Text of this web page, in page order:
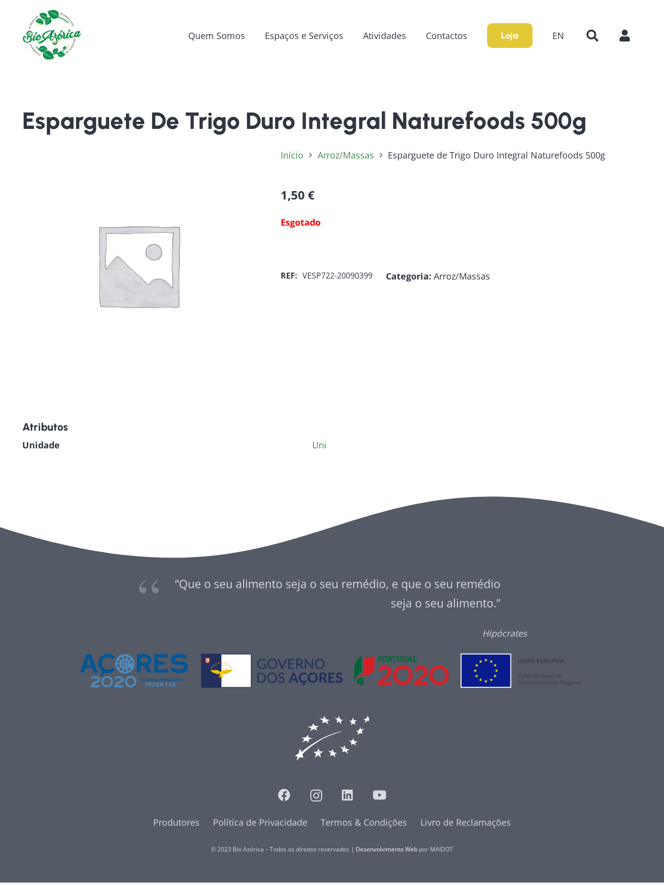
Quem Somos Espaços e Serviços Atividades Contactos Loja EN
Esparguete De Trigo Duro Integral Naturefoods 500g
Início Arroz/Massas Esparguete de Trigo Duro Integral Naturefoods 500g
1,50€
Esgotado
REF: VESP722-20090399 Categoria: Arroz/Massas
Atributos
Unidade Uni
“Que o seu alimento seja o seu remédio, e que o seu remédio
seja o seu alimento.”
Hipócrates
Produtores Política de Privacidade Termos & Condições Livro de Reclamações
© 2023 Bio Azórica – Todos os direitos reservados | Desenvolvimento Web por MAIDOT